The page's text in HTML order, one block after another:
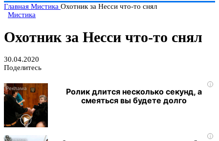
Главная Мистика Охотник за Несси что-то снял
Мистика
Охотник за Несси что-то снял
30.04.2020
Поделитесь
i
Ролик длится несколько секунд, а
смеяться вы будете долго
i